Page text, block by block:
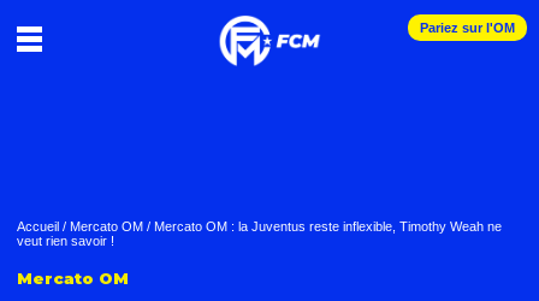
Pariez sur l'OM
Accueil / Mercato OM / Mercato OM : la Juventus reste inflexible, Timothy Weah ne
veut rien savoir !
Mercato OM